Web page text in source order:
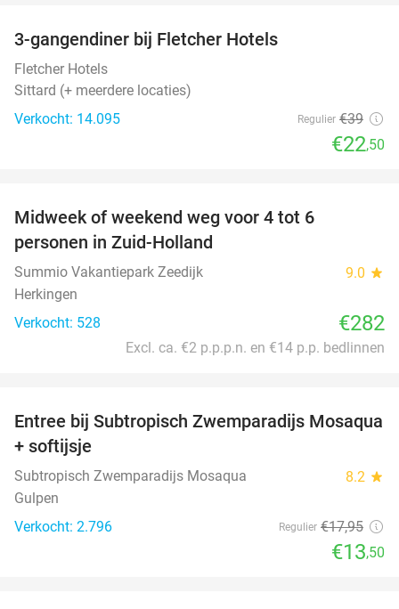
3-gangendiner bij Fletcher Hotels
Fletcher Hotels
Sittard (+ meerdere locaties)
Verkocht: 14.095
Regulier €39
€22,50
Midweek of weekend weg voor 4 tot 6
personen in Zuid-Holland
Summio Vakantiepark Zeedijk 9.0 star
Herkingen
Verkocht: 528
€282
Excl. ca. €2 p.p.p.n. en €14 p.p. bedlinnen
25%
Entree bij Subtropisch Zwemparadijs Mosaqua
+ softijsje
Subtropisch Zwemparadijs Mosaqua 8.2 star
Gulpen
Verkocht: 2.796
Regulier €17,95
€13,50